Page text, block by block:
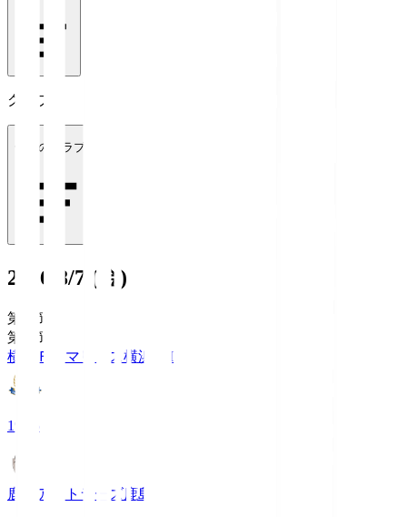
クラブ
全てのクラブ
2026/8/7 (金)
第1節
第1節
横浜Ｆ・マリノス横浜FM
19:25
鹿島アントラーズ鹿島